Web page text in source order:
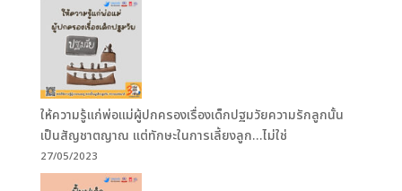
ให้ความรู้แก่พ่อแม่ผู้ปกครองเรื่องเด็กปฐมวัยความรักลูกนั้น
เป็นสัญชาตญาณ แต่ทักษะในการเลี้ยงลูก…ไม่ใช่
27/05/2023